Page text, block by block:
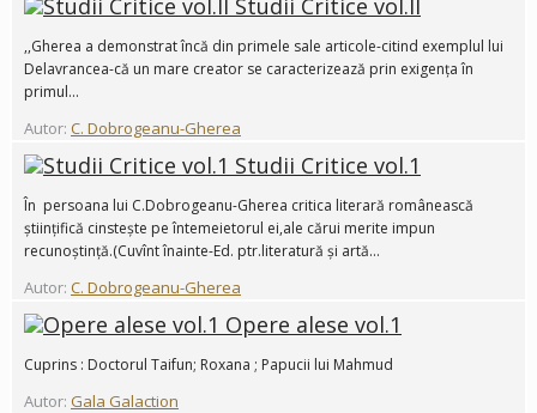
,,Gherea a demonstrat încă din primele sale articole-citind exemplul lui
Delavrancea-că un mare creator se caracterizează prin exigența în
primul...
Autor: C. Dobrogeanu-Gherea
Studii Critice vol.1
În persoana lui C.Dobrogeanu-Gherea critica literară românească
științifică cinstește pe întemeietorul ei,ale cărui merite impun
recunoștință.(Cuvînt înainte-Ed. ptr.literatură și artă...
Autor: C. Dobrogeanu-Gherea
Opere alese vol.1
Cuprins : Doctorul Taifun; Roxana ; Papucii lui Mahmud
Autor: Gala Galaction